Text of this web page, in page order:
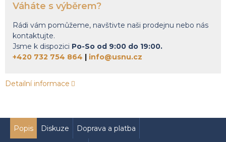
Váháte s výběrem?
Rádi vám pomůžeme, navštivte naši prodejnu nebo nás
kontaktujte.
Jsme k dispozici Po-So od 9:00 do 19:00.
+420 732 754 864
info@usnu.cz
Detailní informace
Popis Diskuze Doprava a platba